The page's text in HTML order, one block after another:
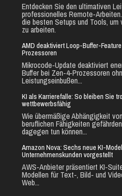
Entdecken Sie den ultimativen
professionelles Remote-
die besten Setups und Tools, um
zu arbeiten.
AMD deaktiviert Loop-Buffer-
Prozessoren
Mikrocode-Update deaktiviert
Buffer bei Zen-4-Prozessoren
Leistungseinbußen...
KI als Karrierefalle: So bleiben Sie
wettbewerbsfähig
Wie übermäßige Abhängigkeit
beruflichen Fähigkeiten
dagegen tun können...
Amazon Nova: Sechs neue KI-
Unternehmenskunden vorgestellt
AWS-Anbieter präsentiert KI-
Modellen für Text-, Bild- und
Web...